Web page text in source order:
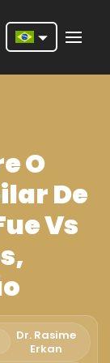
Deutsch
Português
Español
Türkçe
Italiano
Română
O
De
Vs
Dr. Rasime
Erkan